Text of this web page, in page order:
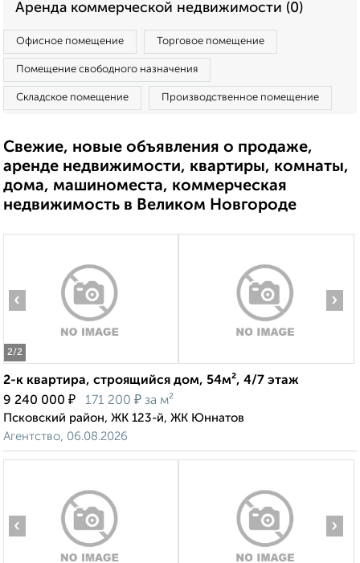
Аренда коммерческой недвижимости (0)
Офисное помещение Торговое помещение
Помещение свободного назначения
Складское помещение Производственное помещение
Свежие, новые объявления о продаже,
аренде недвижимости, квартиры, комнаты,
дома, машиноместа, коммерческая
недвижимость в Великом Новгороде
2/2
‹ ›
2-к квартира, строящийся дом, 54м², 4/7 этаж
9 240 000 ₽ 171 200 ₽ за м²
Псковский район, ЖК 123-й, ЖК Юннатов
Агентство, 06.08.2026
‹ ›